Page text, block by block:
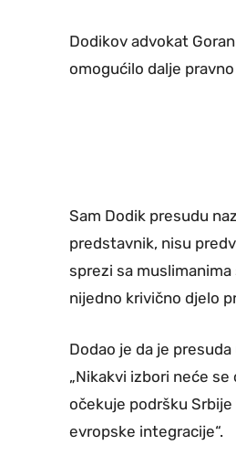
Dodikov advokat
omogućilo dalje
Sam Dodik presudu
predstavnik, nisu
sprezi sa muslimanima
nijedno krivično djelo
Dodao je da je
„Nikakvi izbori neće
očekuje podršku
evropske integracije“.